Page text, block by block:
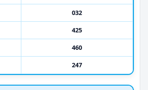
032
425
460
247